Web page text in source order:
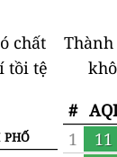
chất
tồi tệ
#
1
11